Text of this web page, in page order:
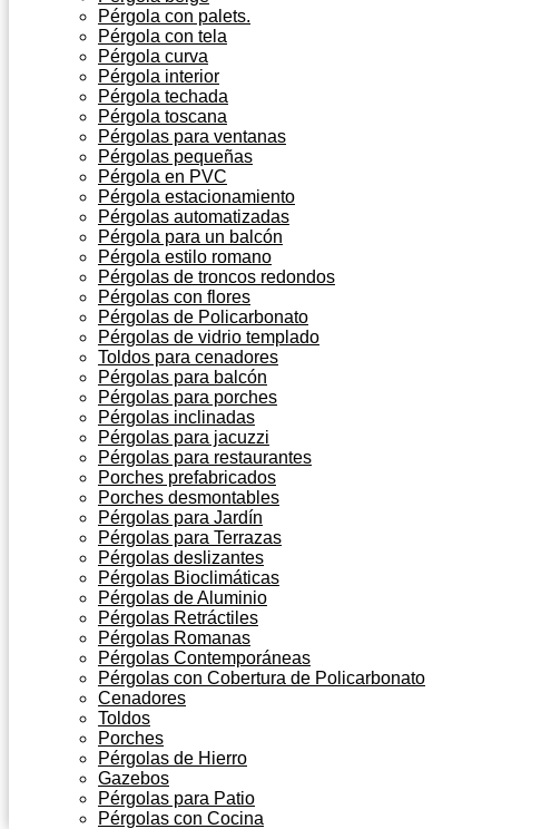
Pérgola con palets.
Pérgola con tela
Pérgola curva
Pérgola interior
Pérgola techada
Pérgola toscana
Pérgolas para ventanas
Pérgolas pequeñas
Pérgola en PVC
Pérgola estacionamiento
Pérgolas automatizadas
Pérgola para un balcón
Pérgola estilo romano
Pérgolas de troncos redondos
Pérgolas con flores
Pérgolas de Policarbonato
Pérgolas de vidrio templado
Toldos para cenadores
Pérgolas para balcón
Pérgolas para porches
Pérgolas inclinadas
Pérgolas para jacuzzi
Pérgolas para restaurantes
Porches prefabricados
Porches desmontables
Pérgolas para Jardín
Pérgolas para Terrazas
Pérgolas deslizantes
Pérgolas Bioclimáticas
Pérgolas de Aluminio
Pérgolas Retráctiles
Pérgolas Romanas
Pérgolas Contemporáneas
Pérgolas con Cobertura de Policarbonato
Cenadores
Toldos
Porches
Pérgolas de Hierro
Gazebos
Pérgolas para Patio
Pérgolas con Cocina